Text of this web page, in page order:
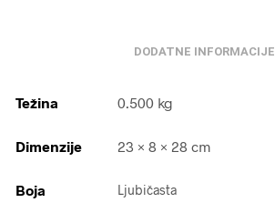
DODATNE INFORMACIJE
Težina 0.500 kg
Dimenzije 23 × 8 × 28 cm
Boja Ljubičasta